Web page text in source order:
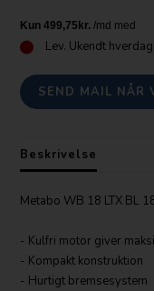
Lev. Ukendt
SEND MAIL NÅR
Beskrivelse
Metabo WB 18 LTX BL
- Kulfri motor giver
- Kompakt konstruktion
- Hurtigt bremsesystem